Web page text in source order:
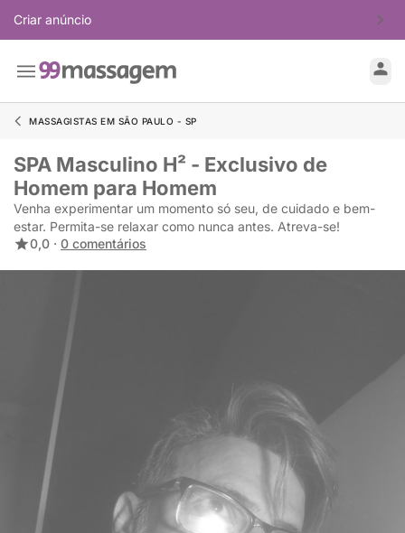
Criar anúncio
MASSAGISTAS EM SÃO PAULO - SP
SPA Masculino H² - Exclusivo de
Homem para Homem
Venha experimentar um momento só seu, de cuidado e bem-
estar. Permita-se relaxar como nunca antes. Atreva-se!
0,0 · 0 comentários